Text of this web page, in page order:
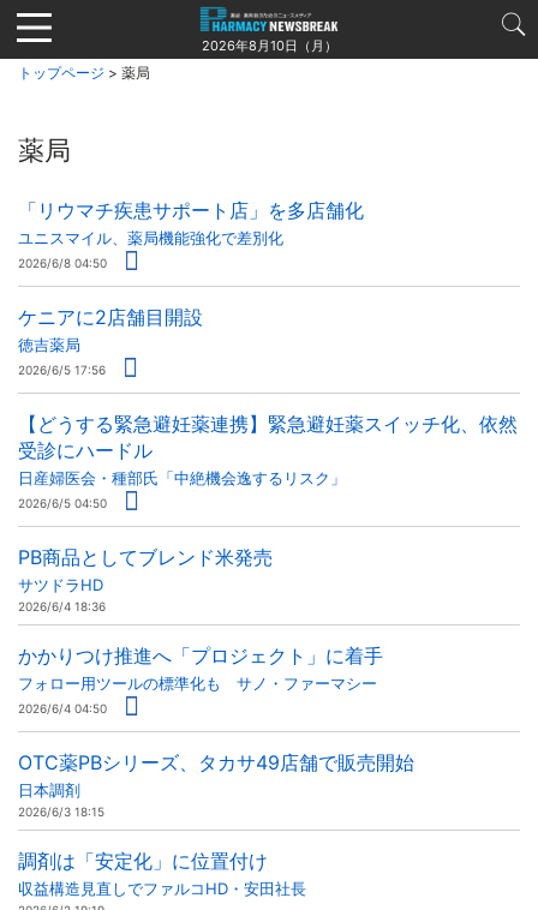
Jump
to
navigation
2026年8月10日（月）
トップページ > 薬局
薬局
「リウマチ疾患サポート店」を多店舗化
ユニスマイル、薬局機能強化で差別化
2026/6/8 04:50
ケニアに2店舗目開設
徳吉薬局
2026/6/5 17:56
【どうする緊急避妊薬連携】緊急避妊薬スイッチ化、依然
受診にハードル
日産婦医会・種部氏「中絶機会逸するリスク」
2026/6/5 04:50
PB商品としてブレンド米発売
サツドラHD
2026/6/4 18:36
かかりつけ推進へ「プロジェクト」に着手
フォロー用ツールの標準化も サノ・ファーマシー
2026/6/4 04:50
OTC薬PBシリーズ、タカサ49店舗で販売開始
日本調剤
2026/6/3 18:15
調剤は「安定化」に位置付け
収益構造見直しでファルコHD・安田社長